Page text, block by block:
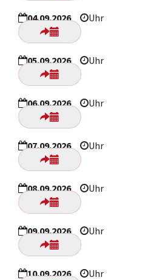
04.09.2026 Uhr
05.09.2026 Uhr
06.09.2026 Uhr
07.09.2026 Uhr
08.09.2026 Uhr
09.09.2026 Uhr
10.09.2026 Uhr